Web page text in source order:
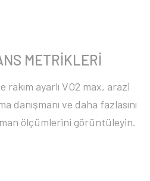
METRİKLERİ
rakım ayarlı VO2 max, arazi
danışmanı ve daha fazlasını
ölçümlerini görüntüleyin.